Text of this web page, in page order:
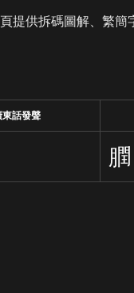
提供拆碼圖解、繁
東話發聲
膶